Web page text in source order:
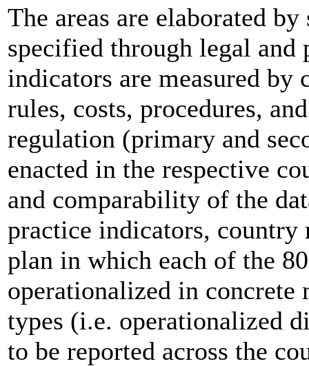
The areas are elaborated
specified through legal
indicators are measured by
rules, costs, procedures,
regulation (primary and
enacted in the respective
and comparability of the
practice indicators, country
plan in which each of the
operationalized in concrete
types (i.e. operationalized
to be reported across the